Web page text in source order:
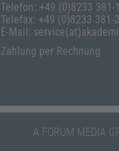
Telefon: +49 (0)8233 381-
Telefax: +49 (0)8233 381-
E-Mail:
Zahlung per Rechnung
A FORUM MEDIA